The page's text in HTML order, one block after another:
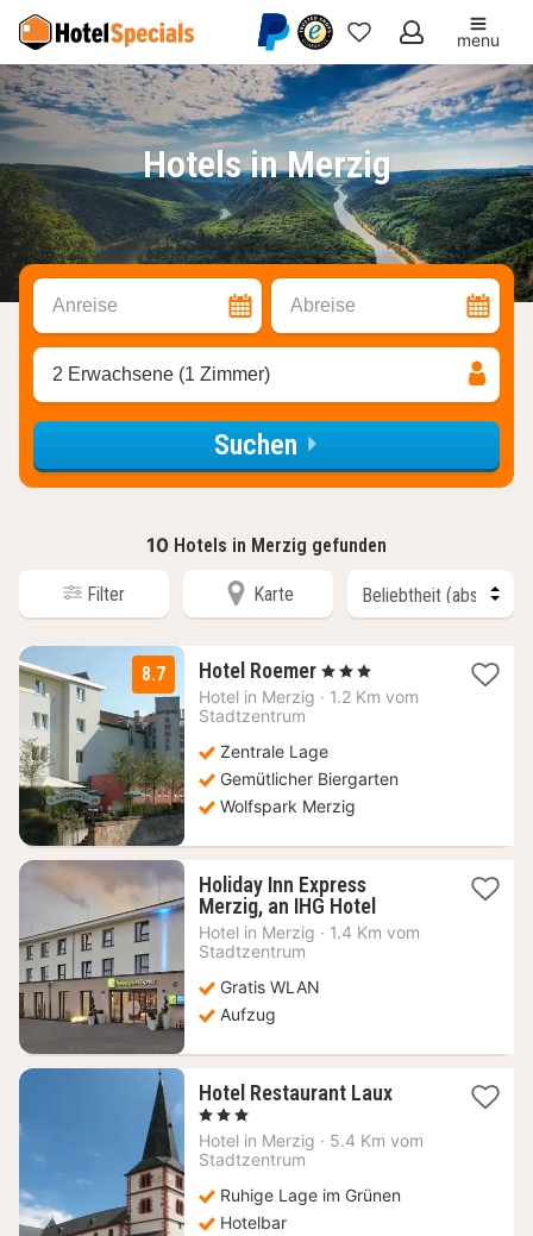
Meine
Favoriten
menu
Hotels in Merzig
Anreise Abreise
2 Erwachsene (1 Zimmer)
Suchen
10 Hotels in Merzig gefunden
Filter Karte
8.7 Hotel Roemer 2
Nächte
€
, 3 Sterne
Hotel in Merzig · 1.2 Km vom
Stadtzentrum
Zentrale Lage
Gemütlicher Biergarten
Wolfspark Merzig
Holiday Inn Express
Merzig, an IHG Hotel1
Nacht
Hotel in Merzig · 1.4 Km vom
Stadtzentrum
Gratis WLAN
Aufzug
Hotel Restaurant Laux1
ab
, 3 Sterne
Hotel in Merzig · 5.4 Km vom
Stadtzentrum
Ruhige Lage im Grünen
Hotelbar